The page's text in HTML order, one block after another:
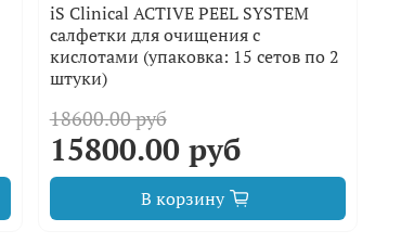
iS Clinical ACTIVE PEEL SYSTEM
салфетки для очищения с
кислотами (упаковка: 15 сетов по 2
штуки)
18600.00 руб
15800.00 руб
В корзину